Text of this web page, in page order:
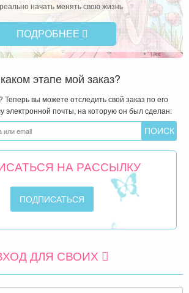
начать менять свою жизнь
ПОДРОБНЕЕ
этапе мой заказ?
вы можете отследить свой заказ по его
электронной почты, на которую он был сделан:
НА РАССЫЛКУ
ДЛЯ СВОИХ